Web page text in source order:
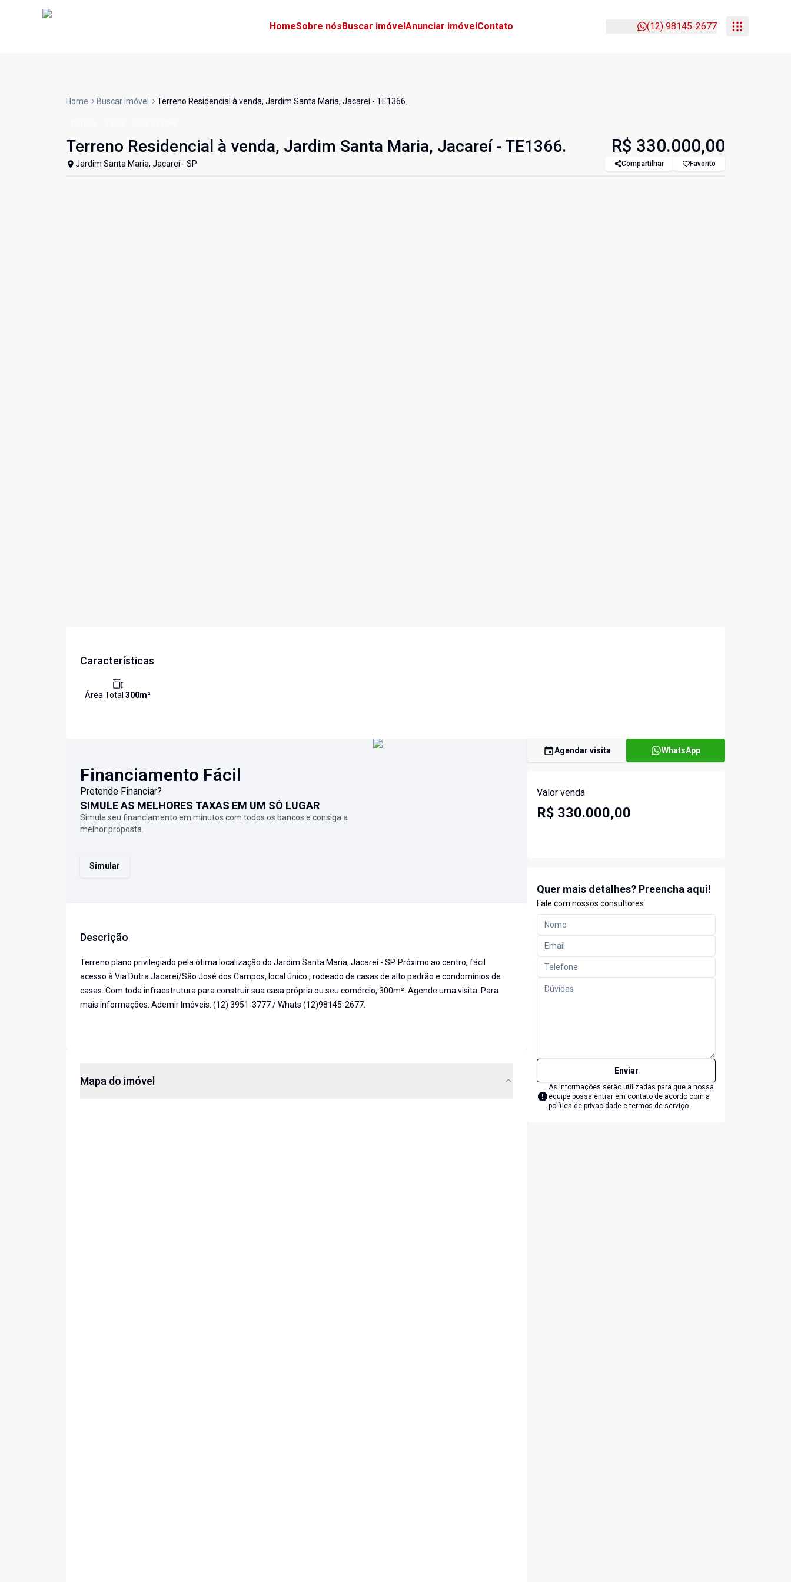
HomeSobre nósBuscar imóvelAnunciar imóvelContato (12) 98145-2677
Home Buscar imóvel Terreno Residencial à venda, Jardim Santa Maria, Jacareí - TE1366.
Terreno Residencial à venda, Jardim Santa Maria, Jacareí - TE1366.
Jardim Santa Maria, Jacareí - SP
R$ 330.000,00
Compartilhar Favorito
Características
Área Total 300m²
Financiamento Fácil
Pretende Financiar?
SIMULE AS MELHORES TAXAS EM UM SÓ LUGAR
Simule seu financiamento em minutos com todos os bancos e consiga a
melhor proposta.
Simular
Descrição
Terreno plano privilegiado pela ótima localização do Jardim Santa Maria, Jacareí - SP. Próximo ao centro, fácil
acesso à Via Dutra Jacareí/São José dos Campos, local único , rodeado de casas de alto padrão e condomínios de
casas. Com toda infraestrutura para construir sua casa própria ou seu comércio, 300m². Agende uma visita. Para
mais informações: Ademir Imóveis: (12) 3951-3777 / Whats (12)98145-2677.
Mapa do imóvel
Agendar visita WhatsApp
Valor venda
R$ 330.000,00
Quer mais detalhes? Preencha aqui!
Fale com nossos consultores
Enviar
As informações serão utilizadas para que a nossa
equipe possa entrar em contato de acordo com a
política de privacidade e termos de serviço